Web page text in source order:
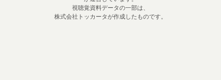
視聴覚資料データの一部は、
株式会社トッカータが作成したものです。